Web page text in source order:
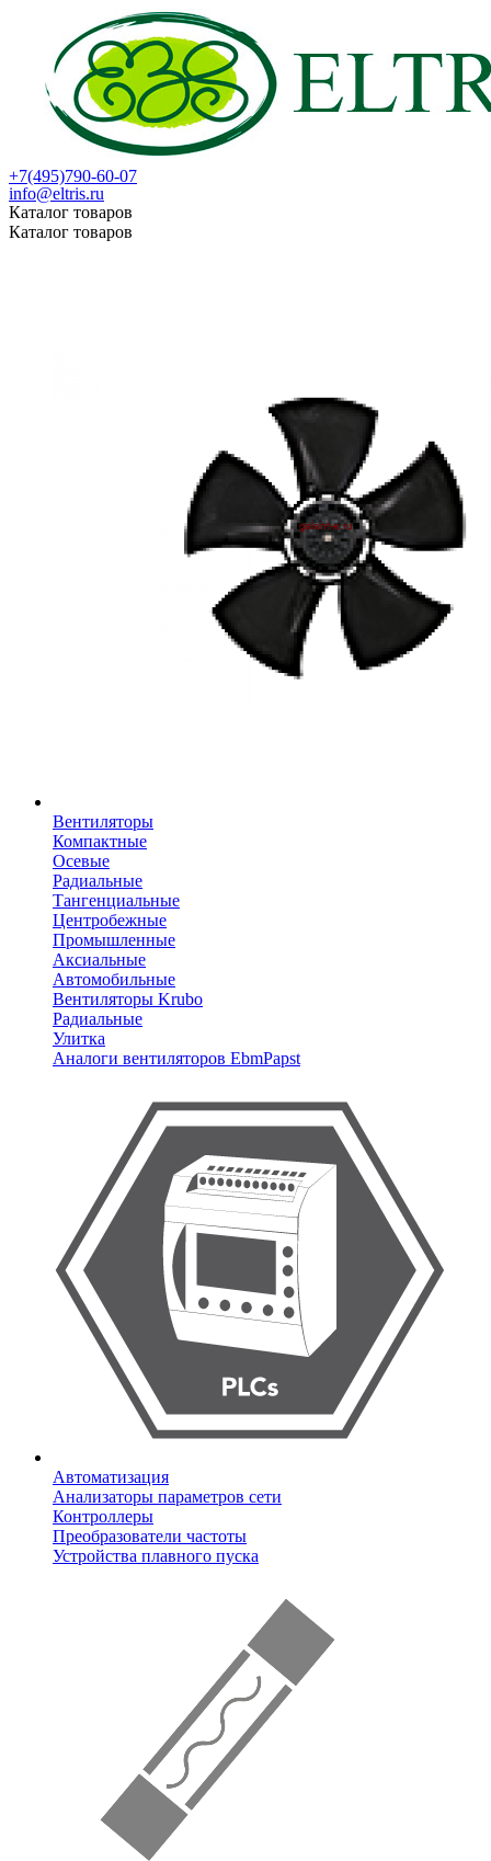
+7(495)790-60-07
info@eltris.ru
Каталог товаров
Каталог товаров
Вентиляторы
Компактные
Осевые
Радиальные
Тангенциальные
Центробежные
Промышленные
Аксиальные
Автомобильные
Вентиляторы Krubo
Радиальные
Улитка
Аналоги вентиляторов EbmPapst
Автоматизация
Анализаторы параметров сети
Контроллеры
Преобразователи частоты
Устройства плавного пуска